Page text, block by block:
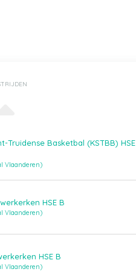
Truidense Basketbal (KSTBB) HSE
Vlaanderen)
HSE B
Vlaanderen)
HSE B
Vlaanderen)